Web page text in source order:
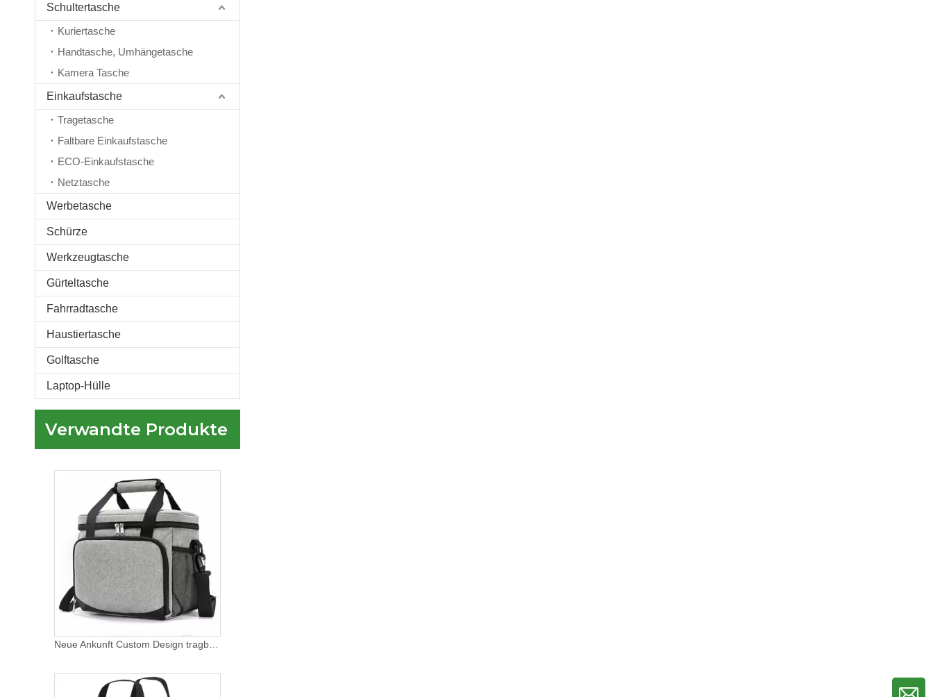
Schultertasche
Kuriertasche
Handtasche, Umhängetasche
Kamera Tasche
Einkaufstasche
Tragetasche
Faltbare Einkaufstasche
ECO-Einkaufstasche
Netztasche
Werbetasche
Schürze
Werkzeugtasche
Gürteltasche
Fahrradtasche
Haustiertasche
Golftasche
Laptop-Hülle
Verwandte Produkte
Neue Ankunft Custom Design tragbare Fischkühltasche mit Isolierung Reise Picknick Camping Erwachsene isolierte große Lunchpakete